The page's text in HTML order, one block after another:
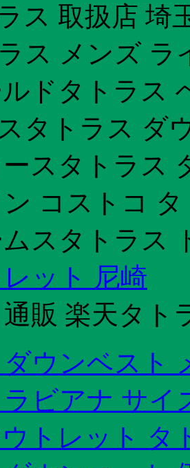
ス 取扱店 埼
ス メンズ
ドタトラス
タトラス ダ
スタトラス
コストコ
スタトラス
ット 尼崎
販 楽天タト
ウンベスト
ビアナ サイ
トレット タ